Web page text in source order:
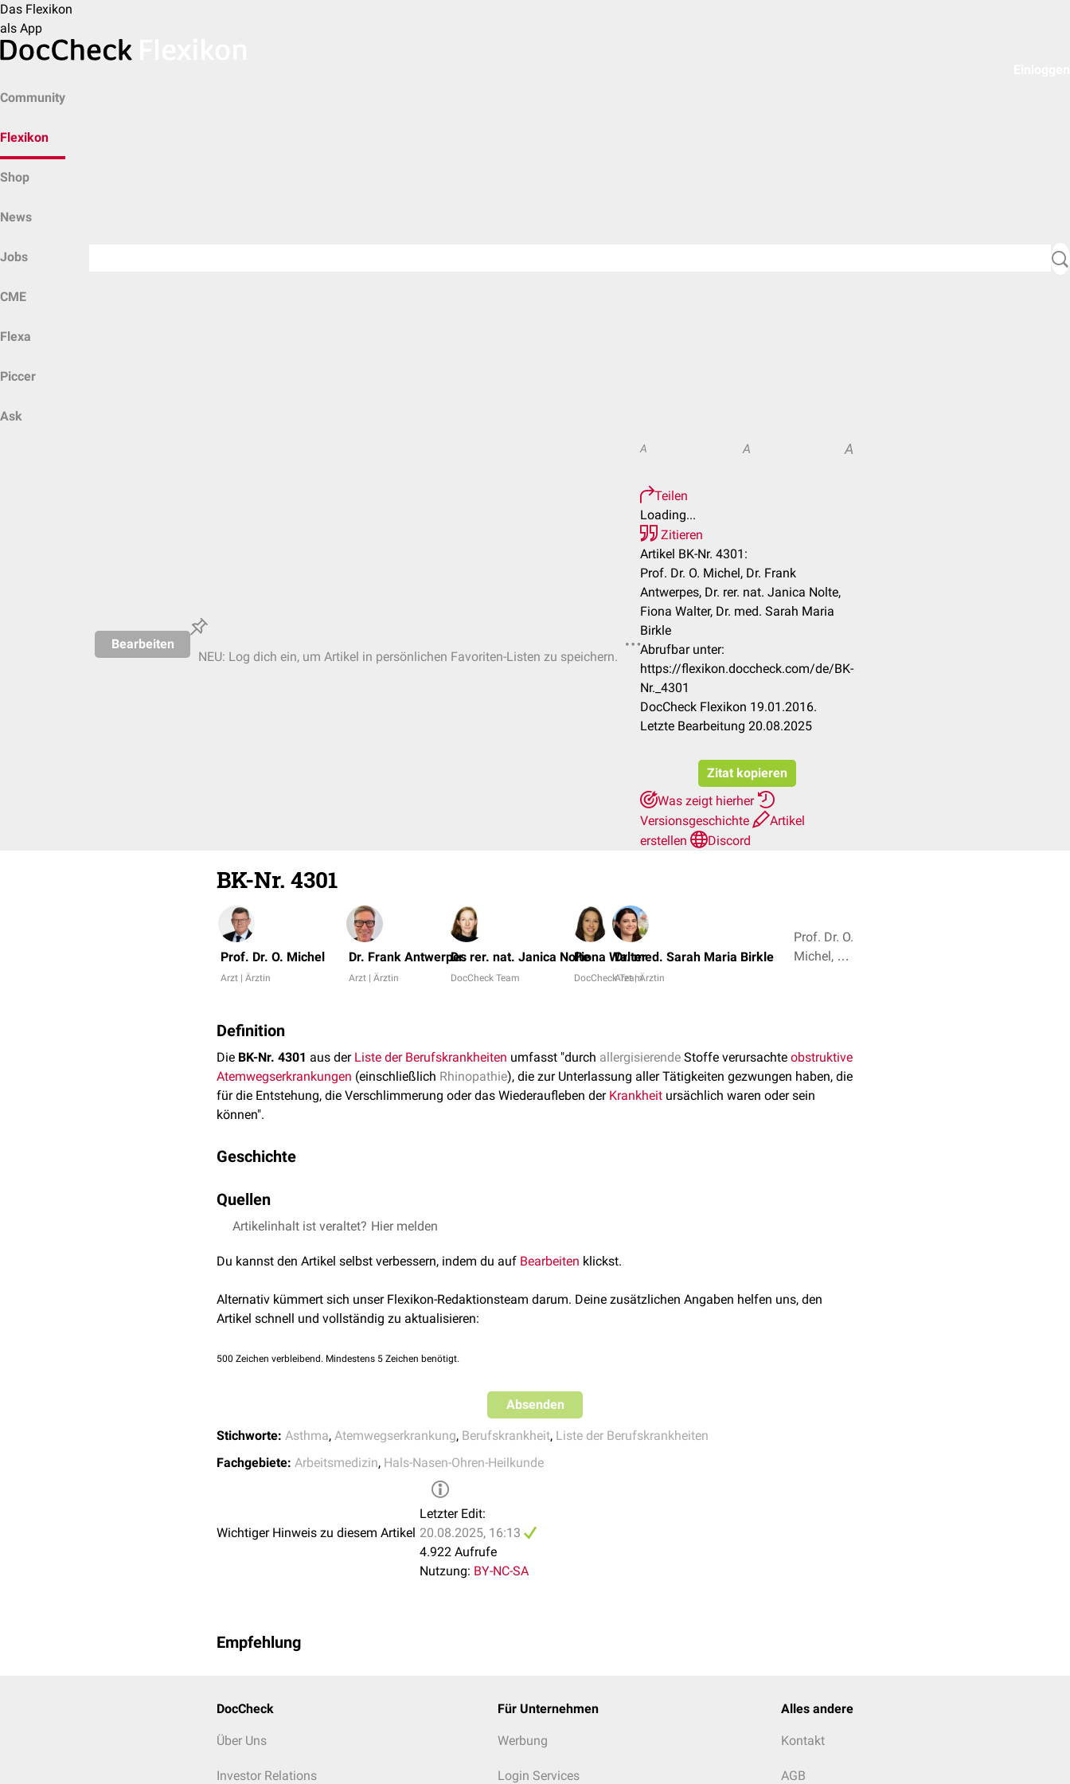
Das Flexikon
als App
Community
Flexikon
Shop
News
Jobs
CME
Flexa
Piccer
Ask
Bearbeiten
NEU: Log dich ein, um Artikel in persönlichen Favoriten-Listen zu speichern.
A A A
Teilen
Loading...
Zitieren
Artikel BK-Nr. 4301:
Prof. Dr. O. Michel, Dr. Frank
Antwerpes, Dr. rer. nat. Janica Nolte,
Fiona Walter, Dr. med. Sarah Maria
Birkle
Abrufbar unter:
https://flexikon.doccheck.com/de/BK-
Nr._4301
DocCheck Flexikon 19.01.2016.
Letzte Bearbeitung 20.08.2025
Zitat kopieren
Was zeigt hierher
Versionsgeschichte
Artikel
erstellen
Discord
BK-Nr. 4301
Prof. Dr. O. Michel
Arzt | Ärztin
Dr. Frank Antwerpes
Arzt | Ärztin
Dr. rer. nat. Janica Nolte
DocCheck Team
Fiona Walter
DocCheck Team
Dr. med. Sarah Maria Birkle
Arzt | Ärztin
Prof. Dr. O.
Michel, Dr.
Definition
Die BK-Nr. 4301 aus der Liste der Berufskrankheiten umfasst "durch allergisierende Stoffe verursachte obstruktive
Atemwegserkrankungen (einschließlich Rhinopathie), die zur Unterlassung aller Tätigkeiten gezwungen haben, die
für die Entstehung, die Verschlimmerung oder das Wiederaufleben der Krankheit ursächlich waren oder sein
können".
Geschichte
Quellen
Merkblatt zur BK Nr. 4301
, abgerufen am 27.09.22
bis 2110, 4301, 4302, 5101
, abgerufen am 27.09.22
Sept. 2003, S.163.
Artikelinhalt ist veraltet? Hier melden
Du kannst den Artikel selbst verbessern, indem du auf Bearbeiten klickst.
Alternativ kümmert sich unser Flexikon-Redaktionsteam darum. Deine zusätzlichen Angaben helfen uns, den
Artikel schnell und vollständig zu aktualisieren:
500 Zeichen verbleibend. Mindestens 5 Zeichen benötigt.
Absenden
Stichworte: Asthma, Atemwegserkrankung, Berufskrankheit, Liste der Berufskrankheiten
Fachgebiete: Arbeitsmedizin, Hals-Nasen-Ohren-Heilkunde
Wichtiger Hinweis zu diesem Artikel
Letzter Edit:
20.08.2025, 16:13
4.922 Aufrufe
Nutzung: BY-NC-SA
Empfehlung
DocCheck
Über Uns
Investor Relations
Für Unternehmen
Werbung
Login Services
Alles andere
Kontakt
AGB